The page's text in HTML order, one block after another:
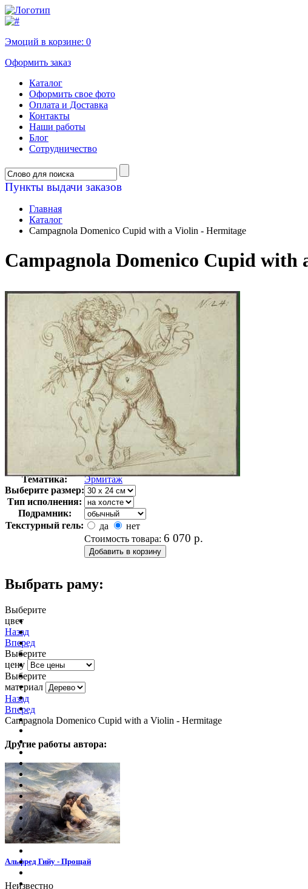
Эмоций в корзине: 0
Оформить заказ
Каталог
Оформить свое фото
Оплата и Доставка
Контакты
Наши работы
Блог
Сотрудничество
Пункты выдачи заказов
Главная
Каталог
Campagnola Domenico Cupid with a Violin - Hermitage
Campagnola Domenico Cupid with
Неизвестно
Русская живопись XIX века
Тематика:
Эрмитаж
Выберите размер:
Тип исполнения:
Подрамник:
Текстурный гель:
да
нет
Стоимость товара: 6 070 р.
Выбрать раму:
Выберите
цвет
Назад
Вперед
Выберите
цену
Выберите
материал
Назад
Вперед
Campagnola Domenico Cupid with a Violin - Hermitage
Другие работы автора:
Альфред Гийу - Прощай
Неизвестно